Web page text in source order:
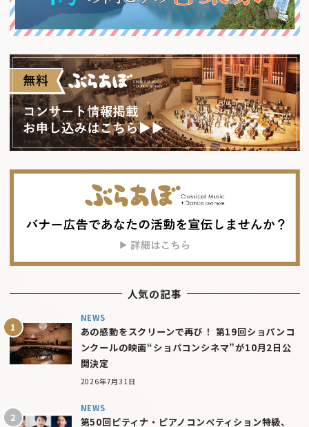
人気の記事
NEWS
あの感動をスクリーンで再び！ 第19回ショパンコ
ンクールの映画“ショパコンシネマ”が10月2日公
開決定
2026年7月31日
NEWS
第50回ピティナ・ピアノコンペティション特級、